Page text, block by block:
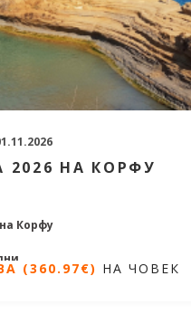
2026 НА КОРФУ
Корфу
(360.97€) НА ЧОВЕК